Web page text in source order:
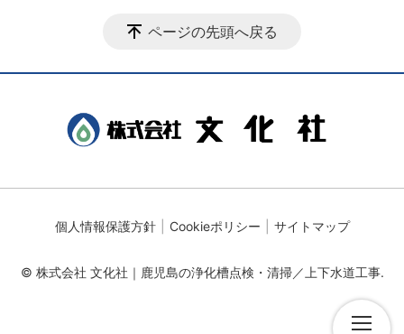
ページの先頭へ戻る
個人情報保護方針 Cookieポリシー サイトマップ
© 株式会社 文化社｜鹿児島の浄化槽点検・清掃／上下水道工事.